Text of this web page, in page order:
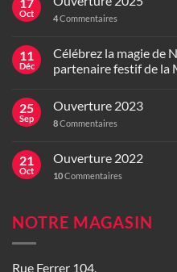
Oct 4Commentaires
11
Déc
Célébrez la magie de
partenaire festif de la
25
Sep
Ouverture 2023
8Commentaires
21
Oct
Ouverture 2022
10Commentaires
NOTRE MAGASIN
Rue Ferrer 104,